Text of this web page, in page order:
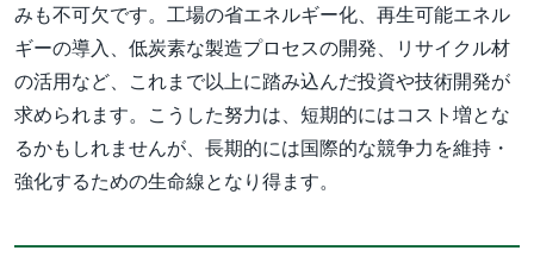
みも不可欠です。工場の省エネルギー化、再生可能エネル
ギーの導入、低炭素な製造プロセスの開発、リサイクル材
の活用など、これまで以上に踏み込んだ投資や技術開発が
求められます。こうした努力は、短期的にはコスト増とな
るかもしれませんが、長期的には国際的な競争力を維持・
強化するための生命線となり得ます。